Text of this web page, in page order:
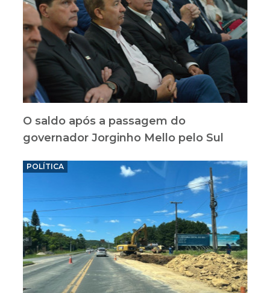
O saldo após a passagem do
governador Jorginho Mello pelo Sul
POLÍTICA